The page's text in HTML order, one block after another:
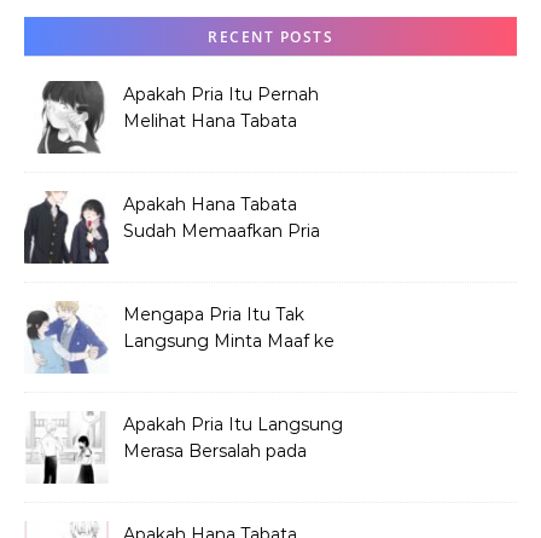
RECENT POSTS
Apakah Pria Itu Pernah
Melihat Hana Tabata
Apakah Hana Tabata
Sudah Memaafkan Pria
Mengapa Pria Itu Tak
Langsung Minta Maaf ke
Apakah Pria Itu Langsung
Merasa Bersalah pada